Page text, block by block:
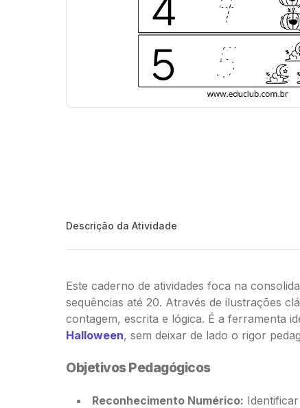
Descrição da Atividade
Este caderno de atividades foca na
sequências até 20. Através de ilustrações
contagem, escrita e lógica. É a ferramenta
Halloween, sem deixar de lado o rigor
Objetivos Pedagógicos
Reconhecimento Numérico: